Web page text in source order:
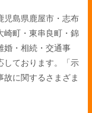
児島県鹿屋市・志布
崎町・東串良町・錦
婚・相続・交通事
しております。「示
に関するさまざま